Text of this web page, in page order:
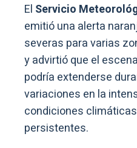
El Servicio
emitió una alerta
severas para varias
y advirtió que el
podría extenderse
variaciones en la
condiciones
persistentes.